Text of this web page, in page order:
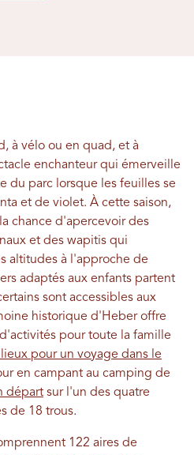
à vélo ou en quad, et à
enchanteur qui émerveille
du parc lorsque les feuilles se
et de violet. À cette saison,
chance d'apercevoir des
et des wapitis qui
altitudes à l'approche de
adaptés aux enfants partent
sont accessibles aux
historique d'Heber offre
pour toute la famille
pour un voyage dans le
en campant au camping de
départ sur l'un des quatre
de 18 trous.
122 aires de